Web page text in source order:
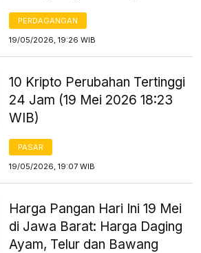
PERDAGANGAN
19/05/2026, 19:26 WIB
10 Kripto Perubahan Tertinggi
24 Jam (19 Mei 2026 18:23
WIB)
PASAR
19/05/2026, 19:07 WIB
Harga Pangan Hari Ini 19 Mei
di Jawa Barat: Harga Daging
Ayam, Telur dan Bawang